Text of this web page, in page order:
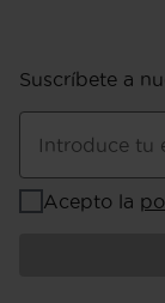
Suscríbete a
Introduce tu
Acepto la